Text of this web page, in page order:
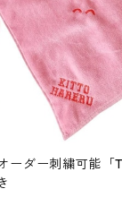
ーダー刺繍可能「